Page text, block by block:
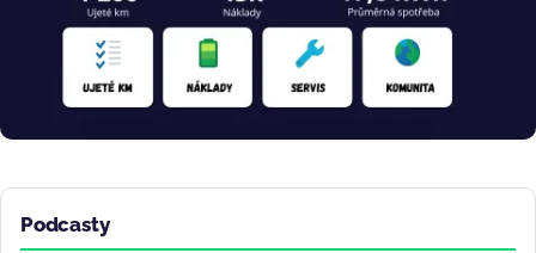
Podcasty